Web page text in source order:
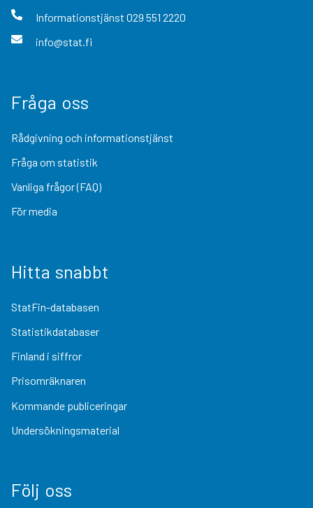
Informationstjänst 029 551 2220
info@stat.fi
Fråga oss
Rådgivning och informationstjänst
Fråga om statistik
Vanliga frågor (FAQ)
För media
Hitta snabbt
StatFin-databasen
Statistikdatabaser
Finland i siffror
Prisomräknaren
Kommande publiceringar
Undersökningsmaterial
Följ oss